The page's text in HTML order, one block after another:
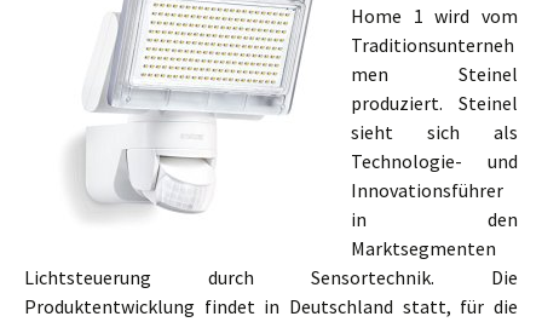
Home 1 wird vom
Traditionsunterneh
men Steinel
produziert. Steinel
sieht sich als
Technologie- und
Innovationsführer
in den
Marktsegmenten
Lichtsteuerung durch Sensortechnik. Die
Produktentwicklung findet in Deutschland statt, für die